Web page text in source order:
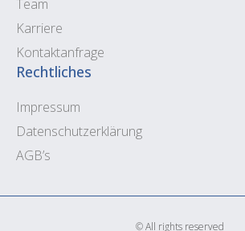
Team
Karriere
Kontaktanfrage
Rechtliches
Impressum
Datenschutzerklärung
AGB’s
© All rights reserved